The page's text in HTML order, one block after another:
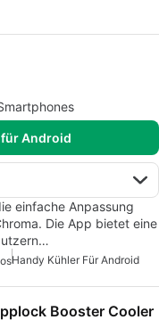
Android
einfache Anpassung
Die App bietet eine
Handy Kühler Für Android
Booster Cooler